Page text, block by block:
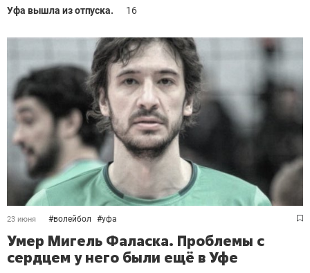
Уфа вышла из отпуска. 16
23 июня #волейбол #уфа
Умер Мигель Фаласка. Проблемы с
сердцем у него были ещё в Уфе